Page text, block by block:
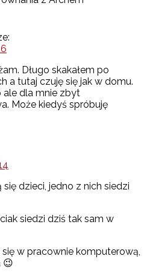
Długo skakałem po
a tutaj czuję się jak w domu.
dla mnie zbyt
Może kiedyś spróbuję
dzieci, jedno z nich siedzi
siedzi dziś tak sam w
w pracownie komputerową,
😉